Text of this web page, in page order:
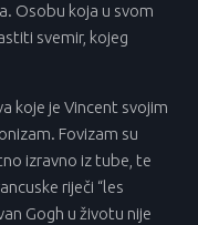
Osobu koja u svom
svemir, kojeg
koje je Vincent svojim
Fovizam su
izravno iz tube, te
riječi “les
Gogh u životu nije